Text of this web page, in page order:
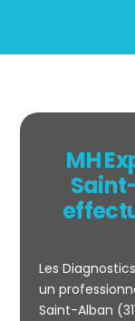
MH
Les
un
Saint-Alban